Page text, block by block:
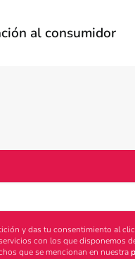
al consumidor
y das tu consentimiento al
con los que disponemos
que se mencionan en nuestra